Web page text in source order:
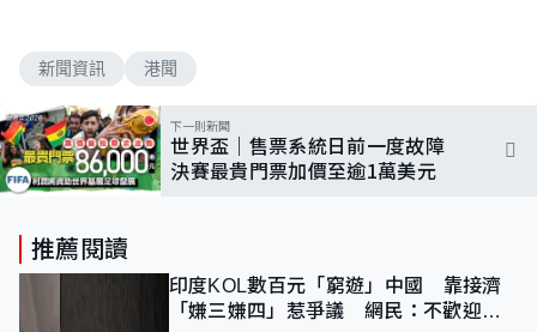
新聞資訊 港聞
下一則新聞
世界盃｜售票系統日前一度故障
決賽最貴門票加價至逾1萬美元
推薦閱讀
印度KOL數百元「窮遊」中國 靠接濟
「嫌三嫌四」惹爭議 網民：不歡迎劣